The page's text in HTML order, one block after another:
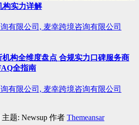
构实力详解
有限公司, 麦幸跨境咨询有限公司
机构全维度盘点 合规实力口碑服务商
全指南
有限公司, 麦幸跨境咨询有限公司
主题: Newsup 作者 Themeansar